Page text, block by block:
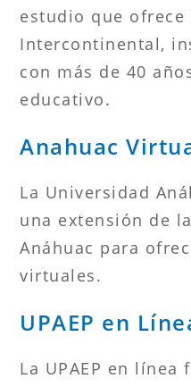
estudio que ofrece
Intercontinental,
con más de 40
educativo.
Anahuac
La Universidad
una extensión de
Anáhuac para
virtuales.
UPAEP en
La UPAEP en